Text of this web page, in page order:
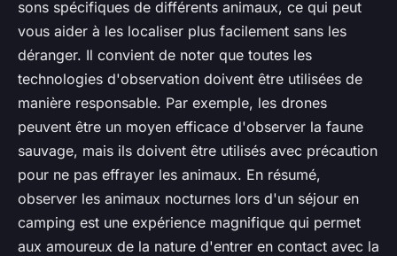
sons spécifiques de différents animaux, ce qui peut
vous aider à les localiser plus facilement sans les
déranger. Il convient de noter que toutes les
technologies d'observation doivent être utilisées de
manière responsable. Par exemple, les drones
peuvent être un moyen efficace d'observer la faune
sauvage, mais ils doivent être utilisés avec précaution
pour ne pas effrayer les animaux. En résumé,
observer les animaux nocturnes lors d'un séjour en
camping est une expérience magnifique qui permet
aux amoureux de la nature d'entrer en contact avec la